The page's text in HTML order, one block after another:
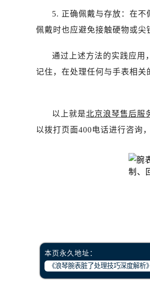
泉州市丰泽区
青岛市南区山
长春市朝阳区
贵阳市南明区
西安市碑林区
海口市龙华区
台州市椒江区
内蒙古自治区
重庆市解放碑
黑龙江省大庆
黑龙江省黑河
黑龙江省佳木
5. 正确佩戴与存放：在不
佩戴时也应避免接触硬物或尖
通过上述方法的实践应用
记住，在处理任何与手表相关
以上就是北京浪琴售后服
以拨打页面400电话进行咨询
本页永久地址：